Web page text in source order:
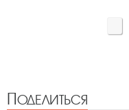
Поделиться